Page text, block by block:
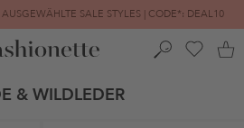
SALE STYLES | CODE*: DEAL10
| BIS ZU -80% REDUZIERT
& WILDLEDER